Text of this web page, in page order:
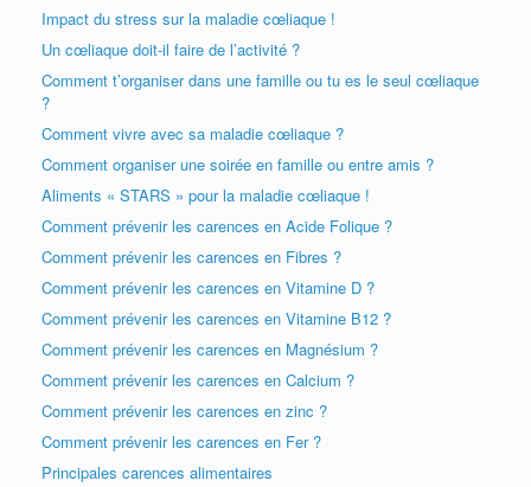
Impact du stress sur la maladie cœliaque !
Un cœliaque doit-il faire de l’activité ?
Comment t’organiser dans une famille ou tu es le seul cœliaque
?
Comment vivre avec sa maladie cœliaque ?
Comment organiser une soirée en famille ou entre amis ?
Aliments « STARS » pour la maladie cœliaque !
Comment prévenir les carences en Acide Folique ?
Comment prévenir les carences en Fibres ?
Comment prévenir les carences en Vitamine D ?
Comment prévenir les carences en Vitamine B12 ?
Comment prévenir les carences en Magnésium ?
Comment prévenir les carences en Calcium ?
Comment prévenir les carences en zinc ?
Comment prévenir les carences en Fer ?
Principales carences alimentaires